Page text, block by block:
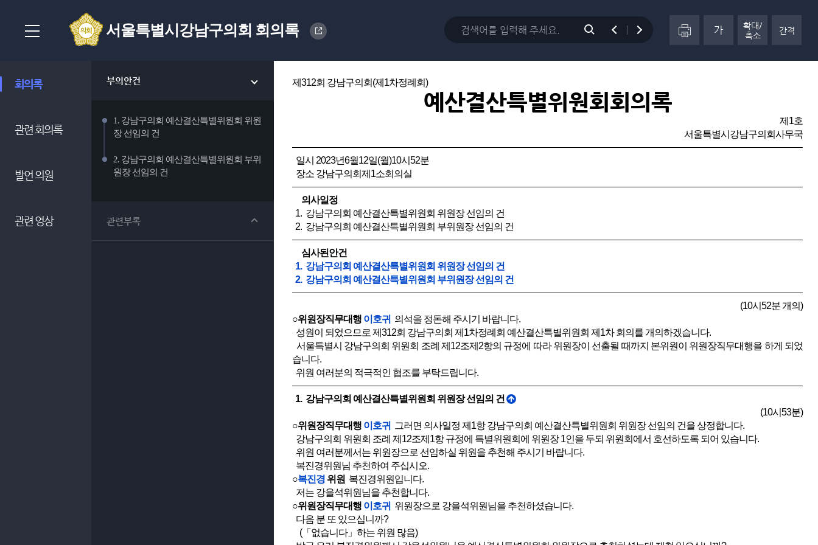
서울특별시강남구의회 회의록 가
확대/
축소
간격
회의록 부의안건
1. 강남구의회 예산결산특별위원회 위원
장 선임의 건
2. 강남구의회 예산결산특별위원회 부위
원장 선임의 건
관련부록
관련 회의록
발언 의원
관련 영상
제312회 강남구의회(제1차정례회)
예산결산특별위원회회의록
제1호
서울특별시강남구의회사무국
일시 2023년6월12일(월)10시52분
장소 강남구의회제1소회의실
의사일정
1. 강남구의회 예산결산특별위원회 위원장 선임의 건
2. 강남구의회 예산결산특별위원회 부위원장 선임의 건
심사된안건
1. 강남구의회 예산결산특별위원회 위원장 선임의 건
2. 강남구의회 예산결산특별위원회 부위원장 선임의 건
(10시52분 개의)
○위원장직무대행 이호귀 의석을 정돈해 주시기 바랍니다.
성원이 되었으므로 제312회 강남구의회 제1차정례회 예산결산특별위원회 제1차 회의를 개의하겠습니다.
서울특별시 강남구의회 위원회 조례 제12조제2항의 규정에 따라 위원장이 선출될 때까지 본위원이 위원장직무대행을 하게 되었
습니다.
위원 여러분의 적극적인 협조를 부탁드립니다.
1. 강남구의회 예산결산특별위원회 위원장 선임의 건
(10시53분)
○위원장직무대행 이호귀
그러면 의사일정 제1항 강남구의회 예산결산특별위원회 위원장 선임의 건을 상정합니다.
강남구의회 위원회 조례 제12조제1항 규정에 특별위원회에 위원장 1인을 두되 위원회에서 호선하도록 되어 있습니다.
위원 여러분께서는 위원장으로 선임하실 위원을 추천해 주시기 바랍니다.
복진경위원님 추천하여 주십시오.
○복진경 위원 복진경위원입니다.
저는 강을석위원님을 추천합니다.
○위원장직무대행 이호귀 위원장으로 강을석위원님을 추천하셨습니다.
다음 분 또 있으십니까?
(「없습니다」하는 위원 많음)